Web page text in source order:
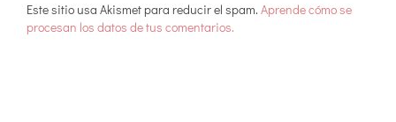
Este sitio usa Akismet para reducir el spam. Aprende cómo se
procesan los datos de tus comentarios.